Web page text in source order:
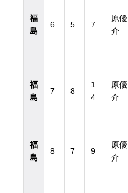
福
島
6 5 7
原優
介
福
島
7 8
1
4
原優
介
福
島
8 7 9
原優
介